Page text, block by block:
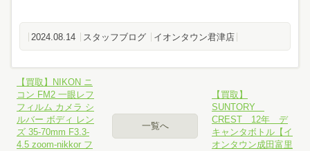
2024.08.14 スタッフブログ イオンタウン君津店
【買取】NIKON ニ
コン FM2 一眼レフ
フィルム カメラ シ
ルバー ボディ レン
ズ 35-70mm F3.3-
4.5 zoom-nikkor フ
一覧へ
【買取】
SUNTORY
CREST 12年 デ
キャンタボトル【イ
オンタウン成田富里